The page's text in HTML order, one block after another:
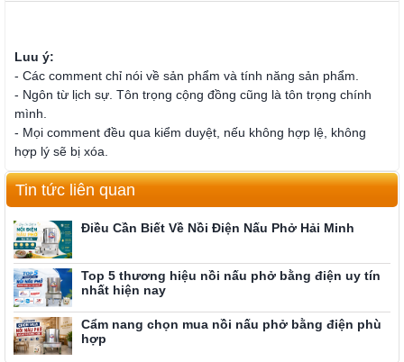
Luu ý:
- Các comment chỉ nói về sản phẩm và tính năng sản phẩm.
- Ngôn từ lịch sự. Tôn trọng cộng đồng cũng là tôn trọng chính
mình.
- Mọi comment đều qua kiểm duyệt, nếu không hợp lệ, không
hợp lý sẽ bị xóa.
Tin tức liên quan
Điều Cần Biết Về Nồi Điện Nấu Phở Hải Minh
Top 5 thương hiệu nồi nấu phở bằng điện uy tín
nhất hiện nay
Cẩm nang chọn mua nồi nấu phở bằng điện phù
hợp